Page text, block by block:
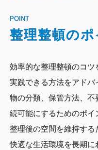
POINT
整理整頓のポ
効率的な整理整頓のコ
実践できる方法をアドバ
物の分類、保管方法、
続可能にするためのポイ
整理後の空間を維持する
快適な生活環境を長期に